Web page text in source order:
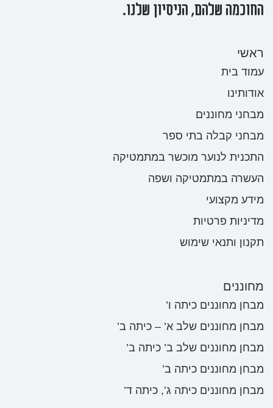
החוכמה שלהם, הניסיון שלנו.
ראשי
עמוד בית
אודותינו
מבחני מחוננים
מבחני קבלה בתי ספר
התכנית לנוער מוכשר במתמטיקה
העשרה במתמטיקה ושפה
מידע מקצועי
מדיניות פרטיות
תקנון ותנאי שימוש
מחוננים
מבחן מחוננים כיתה ו’
מבחן מחוננים שלב א’ – כיתה ב’
מבחן מחוננים שלב ב’ כיתה ב’
מבחן מחוננים כיתה ב’
מבחן מחוננים כיתה ג’, כיתה ד’